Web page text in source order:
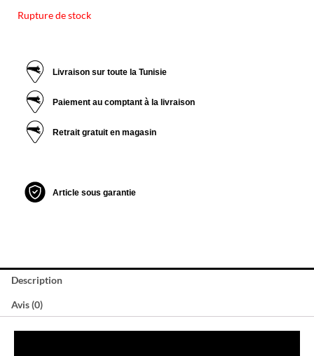
Rupture de stock
Livraison sur toute la Tunisie
Paiement au comptant à la livraison
Retrait gratuit en magasin
Article sous garantie
Description
Avis (0)